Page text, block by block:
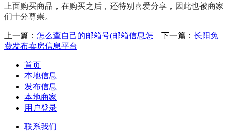
上面购买商品，在购买之后，还特别喜爱分享，因此也被商家
们十分尊崇。
上一篇： 怎么查自己的邮箱号(邮箱信息怎 下一篇： 长阳免
费发布卖房信息平台
首页
本地信息
发布信息
本地商家
用户登录
联系我们